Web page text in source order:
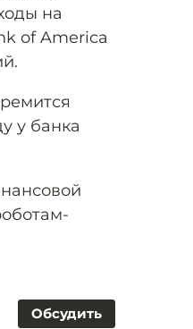
на
of America
у банка
Обсудить